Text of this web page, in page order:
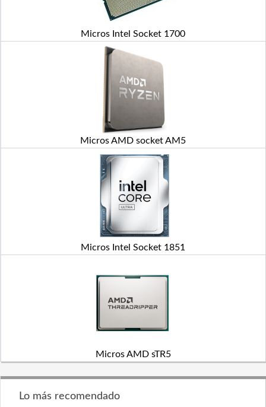
Micros Intel Socket 1700
Micros AMD socket AM5
Micros Intel Socket 1851
Micros AMD sTR5
Lo más recomendado